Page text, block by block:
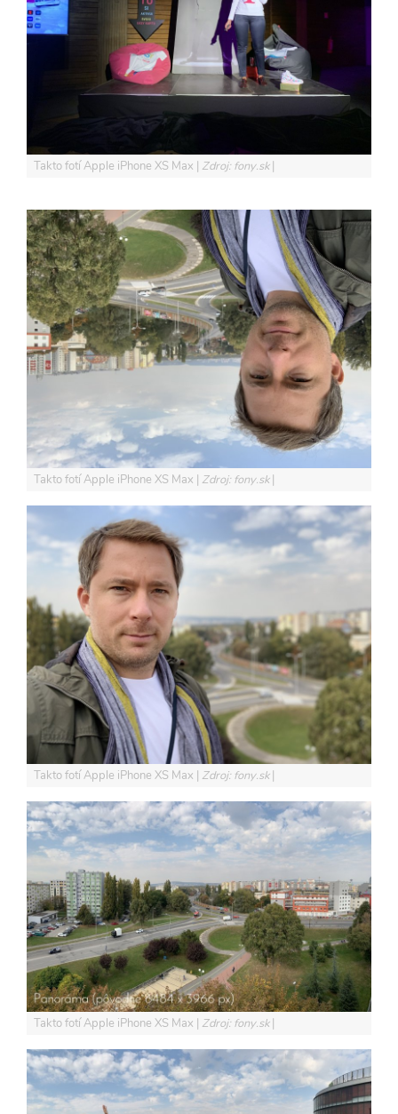
Takto fotí Apple iPhone XS Max Zdroj: fony.sk
Takto fotí Apple iPhone XS Max Zdroj: fony.sk
Takto fotí Apple iPhone XS Max Zdroj: fony.sk
Takto fotí Apple iPhone XS Max Zdroj: fony.sk